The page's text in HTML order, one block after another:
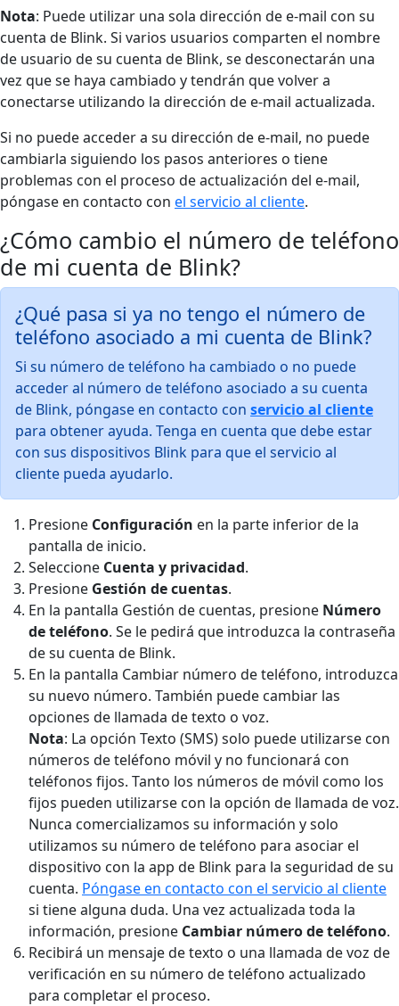
Nota: Puede utilizar una sola dirección de e-mail con su
cuenta de Blink. Si varios usuarios comparten el nombre
de usuario de su cuenta de Blink, se desconectarán una
vez que se haya cambiado y tendrán que volver a
conectarse utilizando la dirección de e-mail actualizada.
Si no puede acceder a su dirección de e-mail, no puede
cambiarla siguiendo los pasos anteriores o tiene
problemas con el proceso de actualización del e-mail,
póngase en contacto con el servicio al cliente.
¿Cómo cambio el número de teléfono
de mi cuenta de Blink?
¿Qué pasa si ya no tengo el número de
teléfono asociado a mi cuenta de Blink?
Si su número de teléfono ha cambiado o no puede
acceder al número de teléfono asociado a su cuenta
de Blink, póngase en contacto con servicio al cliente
para obtener ayuda. Tenga en cuenta que debe estar
con sus dispositivos Blink para que el servicio al
cliente pueda ayudarlo.
Presione Configuración en la parte inferior de la
pantalla de inicio.
Seleccione Cuenta y privacidad.
Presione Gestión de cuentas.
En la pantalla Gestión de cuentas, presione Número
de teléfono. Se le pedirá que introduzca la contraseña
de su cuenta de Blink.
En la pantalla Cambiar número de teléfono, introduzca
su nuevo número. También puede cambiar las
opciones de llamada de texto o voz.
Nota: La opción Texto (SMS) solo puede utilizarse con
números de teléfono móvil y no funcionará con
teléfonos fijos. Tanto los números de móvil como los
fijos pueden utilizarse con la opción de llamada de voz.
Nunca comercializamos su información y solo
utilizamos su número de teléfono para asociar el
dispositivo con la app de Blink para la seguridad de su
cuenta. Póngase en contacto con el servicio al cliente
si tiene alguna duda. Una vez actualizada toda la
información, presione Cambiar número de teléfono.
Recibirá un mensaje de texto o una llamada de voz de
verificación en su número de teléfono actualizado
para completar el proceso.